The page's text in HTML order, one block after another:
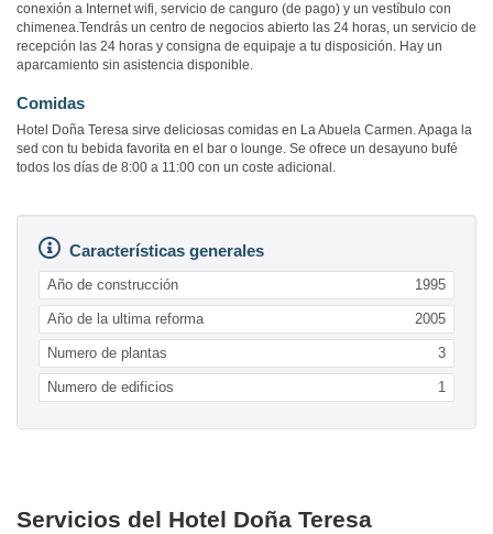
conexión a Internet wifi, servicio de canguro (de pago) y un vestíbulo con
chimenea.Tendrás un centro de negocios abierto las 24 horas, un servicio de
recepción las 24 horas y consigna de equipaje a tu disposición. Hay un
aparcamiento sin asistencia disponible.
Comidas
Hotel Doña Teresa sirve deliciosas comidas en La Abuela Carmen. Apaga la
sed con tu bebida favorita en el bar o lounge. Se ofrece un desayuno bufé
todos los días de 8:00 a 11:00 con un coste adicional.
Características generales
Año de construcción 1995
Año de la ultima reforma 2005
Numero de plantas 3
Numero de edificios 1
Servicios del Hotel Doña Teresa